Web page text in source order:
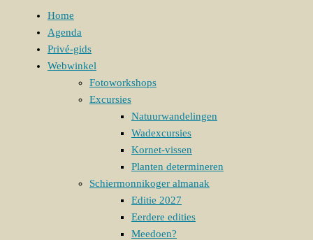
Home
Agenda
Privé-gids
Webwinkel
Fotoworkshops
Excursies
Natuurwandelingen
Wadexcursies
Kornet-vissen
Planten determineren
Schiermonnikoger almanak
Editie 2027
Eerdere edities
Meedoen?